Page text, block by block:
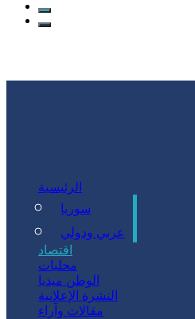
الرئيسية
سياسة
سوريا
عربي ودولي
اقتصاد
محليات
الوطن ميديا
النشرة الإعلانية
مقالات وآراء